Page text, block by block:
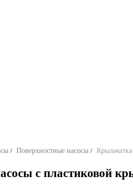
/ Поверхностные насосы /
с пластиковой